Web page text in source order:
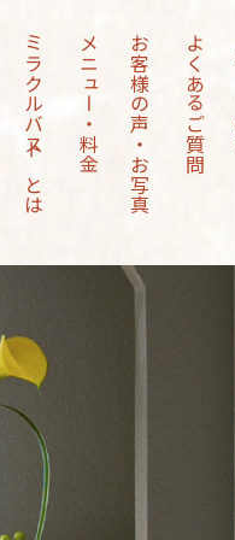
ミラクルバストとは メニュー・料金 お客様の声・お写真 よくあるご質問